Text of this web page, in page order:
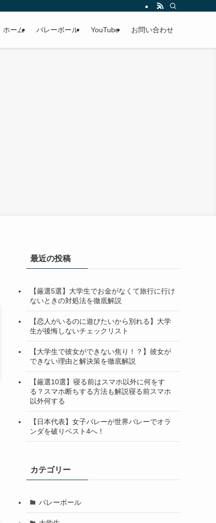
ホーム バレーボール YouTube お問い合わせ
最近の投稿
【厳選5選】大学生でお金がなくて旅行に行け
ないときの対処法を徹底解説
【恋人がいるのに遊びたいから別れる】大学
生が後悔しないチェックリスト
【大学生で彼女ができない焦り！？】彼女が
できない理由と解決策を徹底解説
【厳選10選】寝る前はスマホ以外に何をす
る？スマホ断ちする方法も解説寝る前スマホ
以外何する
【日本代表】女子バレーが世界バレーでオラ
ンダを破りベスト4へ！
カテゴリー
バレーボール